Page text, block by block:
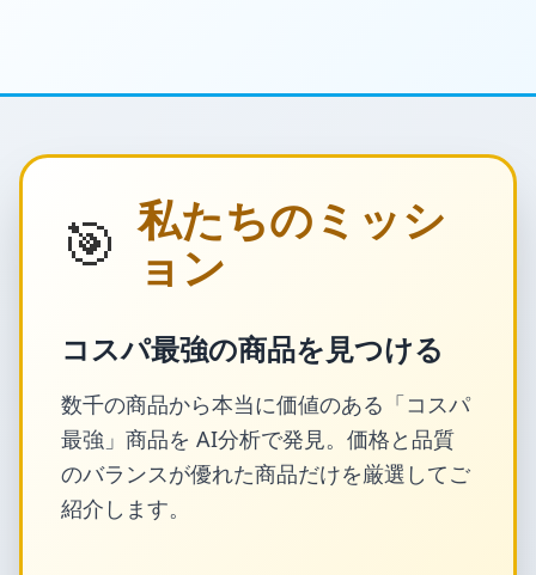
🎯 私たちのミッシ
ョン
コスパ最強の商品を見つける
数千の商品から本当に価値のある「コスパ
最強」商品を AI分析で発見。価格と品質
のバランスが優れた商品だけを厳選してご
紹介します。